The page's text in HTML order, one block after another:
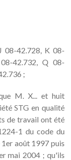
08-42.728, K 08-
42.732, Q 08-
;
M. X... et huit
STG en qualité
de travail ont été
1 du code du
août 1997 puis
mai 2004 ; qu'ils